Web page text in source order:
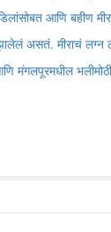
आणि बहीण
असतं. मीराचं लग्न
मंगलपूरमधील भलीमोठी